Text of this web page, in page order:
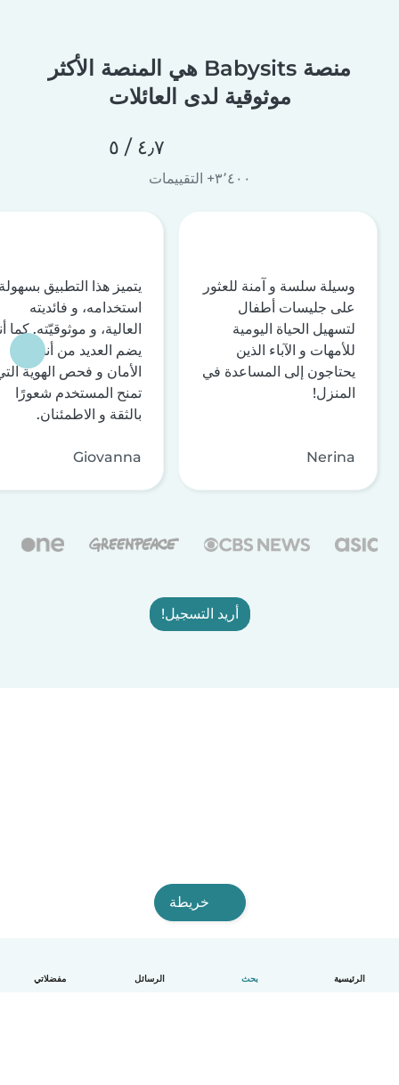
الرئيسية بحث الرسائل مفضلاتي
منصة Babysits هي المنصة الأكثر
موثوقية لدى العائلات
٤٫٧ / ٥
٣٬٤٠٠+ التقييمات
وسيلة سلسة و آمنة للعثور
على جليسات أطفال
لتسهيل الحياة اليومية
للأمهات و الآباء الذين
يحتاجون إلى المساعدة في
المنزل!
Nerina
يتميز هذا التطبيق
استخدامه، و فائديته
العالية، و موثوقيّته. كما
يضم العديد من أنظمة
الأمان و فحص الهوية
تمنح المستخدم شعورًا
بالثقة و الاطمئنان.
Giovanna
أريد التسجيل!
خريطة